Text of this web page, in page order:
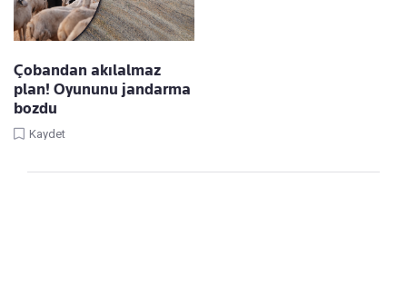
Çobandan akılalmaz
plan! Oyununu jandarma
bozdu
Kaydet